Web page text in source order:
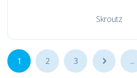
Skroutz
1 2 3 ... ...